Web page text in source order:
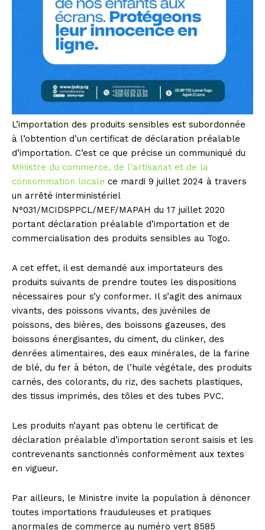
L’importation des produits sensibles est subordonnée
à l’obtention d’un certificat de déclaration préalable
d’importation. C’est ce que précise un communiqué du
Ministre du commerce, de l’artisanat et de la
consommation locale ce mardi 9 juillet 2024 à travers
un arrêté interministériel
N°031/MCIDSPPCL/MEF/MAPAH du 17 juillet 2020
portant déclaration préalable d’importation et de
commercialisation des produits sensibles au Togo.
A cet effet, il est demandé aux importateurs des
produits suivants de prendre toutes les dispositions
nécessaires pour s’y conformer. Il s’agit des animaux
vivants, des poissons vivants, des juvéniles de
poissons, des bières, des boissons gazeuses, des
boissons énergisantes, du ciment, du clinker, des
denrées alimentaires, des eaux minérales, de la farine
de blé, du fer à béton, de l’huile végétale, des produits
carnés, des colorants, du riz, des sachets plastiques,
des tissus imprimés, des tôles et des tubes PVC.
Les produits n’ayant pas obtenu le certificat de
déclaration préalable d’importation seront saisis et les
contrevenants sanctionnés conformément aux textes
en vigueur.
Par ailleurs, le Ministre invite la population à dénoncer
toutes importations frauduleuses et pratiques
anormales de commerce au numéro vert 8585